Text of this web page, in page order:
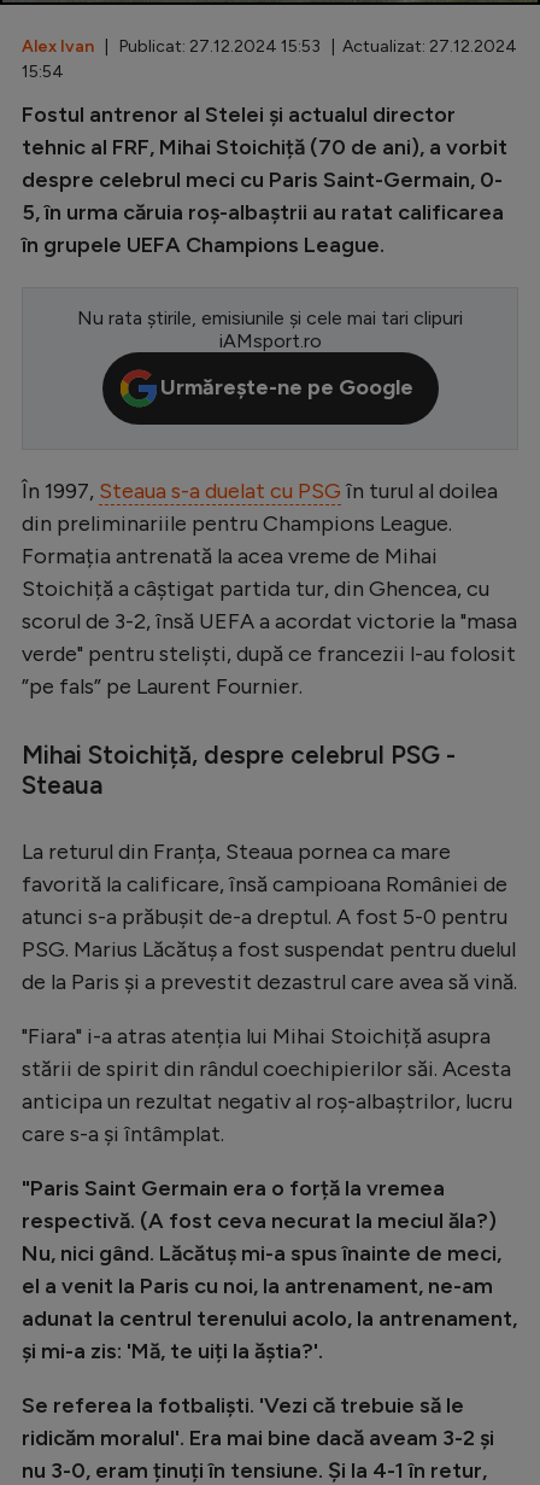
Champions League
Europa League
Conference League
Premier League
LaLiga
Serie A
Ligue 1
Campionate
Starurile fotbalului
EURO 2024
Stranieri
Tenis
Handbal
Natație
Formula 1
Gimnastică
Auto
Alte sporturi
JO 2024
JO 2026
Intră în cont
Alex Ivan | Publicat: 27.12.2024 15:53 | Actualizat: 27.12.2024
15:54
Fostul antrenor al Stelei și actualul director
tehnic al FRF, Mihai Stoichiță (70 de ani), a vorbit
despre celebrul meci cu Paris Saint-Germain, 0-
5, în urma căruia roș-albaștrii au ratat calificarea
în grupele UEFA Champions League.
Nu rata știrile, emisiunile și cele mai tari clipuri
iAMsport.ro
Urmărește-ne pe Google
În 1997, Steaua s-a duelat cu PSG în turul al doilea
din preliminariile pentru Champions League.
Formația antrenată la acea vreme de Mihai
Stoichiță a câștigat partida tur, din Ghencea, cu
scorul de 3-2, însă UEFA a acordat victorie la "masa
verde" pentru steliști, după ce francezii l-au folosit
”pe fals” pe Laurent Fournier.
Mihai Stoichiță, despre celebrul PSG -
Steaua
La returul din Franța, Steaua pornea ca mare
favorită la calificare, însă campioana României de
atunci s-a prăbușit de-a dreptul. A fost 5-0 pentru
PSG. Marius Lăcătuș a fost suspendat pentru duelul
de la Paris și a prevestit dezastrul care avea să vină.
"Fiara" i-a atras atenția lui Mihai Stoichiță asupra
stării de spirit din rândul coechipierilor săi. Acesta
anticipa un rezultat negativ al roș-albaștrilor, lucru
care s-a și întâmplat.
"Paris Saint Germain era o forță la vremea
respectivă. (A fost ceva necurat la meciul ăla?)
Nu, nici gând. Lăcătuș mi-a spus înainte de meci,
el a venit la Paris cu noi, la antrenament, ne-am
adunat la centrul terenului acolo, la antrenament,
și mi-a zis: 'Mă, te uiți la ăștia?'.
Se referea la fotbaliști. 'Vezi că trebuie să le
ridicăm moralul'. Era mai bine dacă aveam 3-2 și
nu 3-0, eram ținuți în tensiune. Și la 4-1 în retur,